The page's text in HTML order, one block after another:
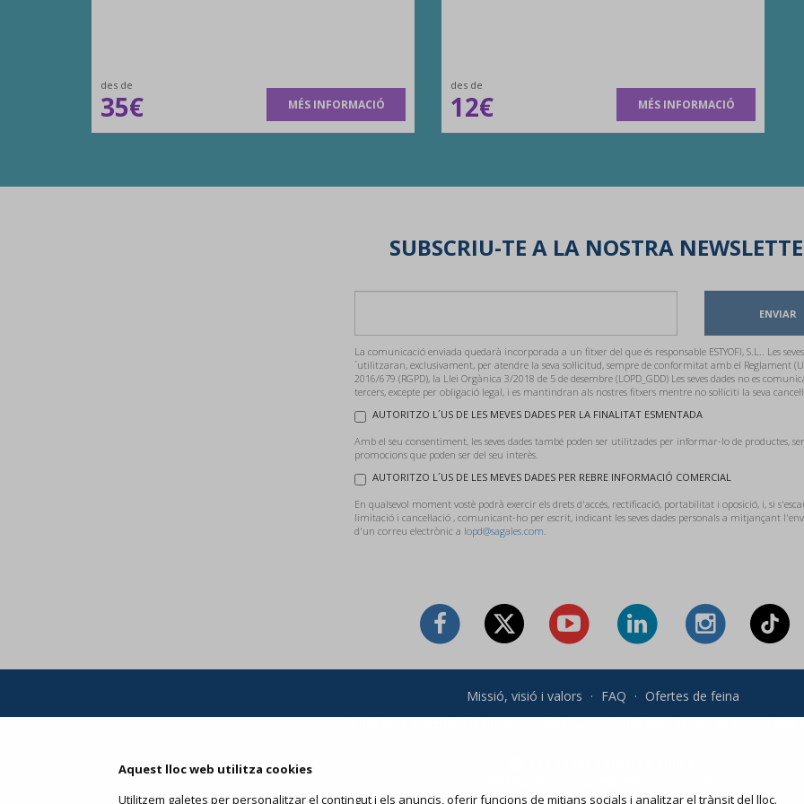
Aquest lloc web utilitza cookies
Utilitzem galetes per personalitzar el contingut i els anuncis, oferir funcions de mitjans socials i analitzar el trànsit del lloc.
des de
35€ MÉS INFORMACIÓ
des de
12€ MÉS INFORMACIÓ
SUBSCRIU-TE A LA NOSTRA
ENVIAR
La comunicació enviada quedarà incorporada a un fitxer del que és responsable ESTYOFI, S.L.. Les seves
´utilitzaran, exclusivament, per atendre la seva sol·licitud, sempre de conformitat amb el Reglament
2016/679 (RGPD), la Llei Orgànica 3/2018 de 5 de desembre (LOPD_GDD) Les seves dades no es
tercers, excepte per obligació legal, i es mantindran als nostres fitxers mentre no sol·liciti la seva
AUTORITZO L´US DE LES MEVES DADES PER LA FINALITAT ESMENTADA
Amb el seu consentiment, les seves dades també poden ser utilitzades per informar-lo de productes,
promocions que poden ser del seu interès.
AUTORITZO L´US DE LES MEVES DADES PER REBRE INFORMACIÓ COMERCIAL
En qualsevol moment vostè podrà exercir els drets d'accés, rectificació, portabilitat i oposició, i, si
limitació i cancel·lació , comunicant-ho per escrit, indicant les seves dades personals a mitjançant
d'un correu electrònic a lopd@sagales.com.
Missió, visió i valors · FAQ · Ofertes de feina
Condicions generals i política de privadesa · Condicions de compra · Política